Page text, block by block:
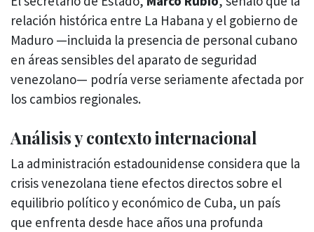
relación histórica entre La Habana y el gobierno de
Maduro —incluida la presencia de personal cubano
en áreas sensibles del aparato de seguridad
venezolano— podría verse seriamente afectada por
los cambios regionales.
Análisis y contexto internacional
La administración estadounidense considera que la
crisis venezolana tiene efectos directos sobre el
equilibrio político y económico de Cuba, un país
que enfrenta desde hace años una profunda